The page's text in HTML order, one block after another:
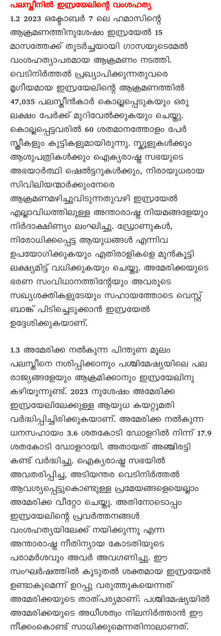
പലസ്തീനിൽ ഇസ്രയേലിന്റെ വംശഹത്യ
1.2 2023 ഒക്ടോബർ 7 ലെ ഹമാസിന്റെ
ആക്രമണത്തിനുശേഷം ഇസ്രയേൽ 15
മാസത്തേക്ക് തുടർച്ചയായി ഗാസയുടെമേൽ
വംശഹത്യാപരമായ ആക്രമണം നടത്തി.
വെടിനിർത്തൽ പ്രഖ്യാപിക്കുന്നതുവരെ
മൃഗീയമായ ഇസ്രയേലിന്റെ ആക്രമണത്തിൽ
47,035 പലസ്തീൻകാർ കൊല്ലപ്പെടുകയും ഒരു
ലക്ഷം പേർക്ക് മുറിവേൽക്കുകയും ചെയ്തു.
കൊല്ലപ്പെട്ടവരിൽ 60 ശതമാനത്തോളം പേർ
സ്ത്രീകളും കുട്ടികളുമായിരുന്നു. സ്കൂളുകൾക്കും
ആശുപത്രികൾക്കും ഐക്യരാഷ്ട്ര സഭയുടെ
അഭയാർത്ഥി ഷെൽട്ടറുകൾക്കും, നിരായുധരായ
സിവിലിയന്മാർക്കുംനേരെ
ആക്രമണമഴിച്ചുവിടുന്നതുവഴി ഇസ്രയേൽ
എല്ലാവിധത്തിലുള്ള അന്താരാഷ്ട്ര നിയമങ്ങളേയും
നിർദാക്ഷിണ്യം ലംഘിച്ചു. ഡ്രോണുകൾ,
നിരോധിക്കപ്പെട്ട ആയുധങ്ങൾ എന്നിവ
ഉപയോഗിക്കുകയും എതിരാളികളെ മുൻകൂട്ടി
ലക്ഷ്യമിട്ട് വധിക്കുകയും ചെയ്തു. അമേരിക്കയുടെ
ഭരണ സംവിധാനത്തിന്റേയും അവരുടെ
സഖ്യശക്തികളുടേയും സഹായത്തോടെ വെസ്റ്റ്
ബാങ്ക് പിടിച്ചെടുക്കാൻ ഇസ്രയേൽ
ഉദ്ദേശിക്കുകയാണ്.
1.3 അമേരിക്ക നൽകുന്ന പിന്തുണ മൂലം
പലസ്തീനെ നശിപ്പിക്കാനും പശ്ചിമേഷ്യയിലെ പല
രാജ്യങ്ങളേയും ആക്രമിക്കാനും ഇസ്രയേലിനു
കഴിയുന്നുണ്ട്. 2023 നുശേഷം അമേരിക്ക
ഇസ്രയേലിലേക്കുള്ള ആയുധ കയറ്റുമതി
വർദ്ധിപ്പിച്ചിരിക്കുകയാണ്. അമേരിക്ക നൽകുന്ന
ധനസഹായം 3.6 ശതകോടി ഡോളറിൽ നിന്ന് 17.9
ശതകോടി ഡോളറായി. അതായത് അഞ്ചിരട്ടി
കണ്ട് വർദ്ധിച്ചു. ഐക്യരാഷ്ട്ര സഭയിൽ
അവതരിപ്പിച്ച, അടിയന്തര വെടിനിർത്തൽ
ആവശ്യപ്പെട്ടുകൊണ്ടുള്ള പ്രമേയങ്ങളെയെല്ലാം
അമേരിക്ക വീറ്റോ ചെയ്തു. അതിനോടൊപ്പം
ഇസ്രയേലിന്റെ പ്രവർത്തനങ്ങൾ
വംശഹത്യയിലേക്ക് നയിക്കുന്നു എന്ന
അന്താരാഷ്ട്ര നീതിന്യായ കോടതിയുടെ
പരാമർശവും അവർ അവഗണിച്ചു. ഈ
സംഘർഷത്തിൽ കൂടുതൽ ശക്തമായ ഇസ്രയേൽ
ഉണ്ടാകുമെന്ന് ഉറപ്പു വരുത്തുകയെന്നത്
അമേരിക്കയുടെ താത്പര്യമാണ്; പശ്ചിമേഷ്യയിൽ
അമേരിക്കയുടെ അധീശത്വം നിലനിർത്താൻ ഈ
നീക്കംകൊണ്ട് സാധിക്കുമെന്നതിനാലാണത്.